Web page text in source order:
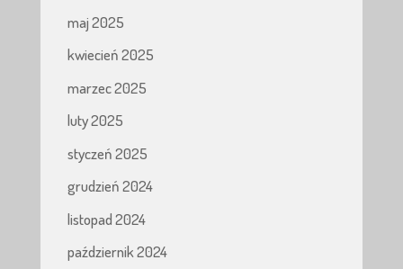
maj 2025
kwiecień 2025
marzec 2025
luty 2025
styczeń 2025
grudzień 2024
listopad 2024
październik 2024